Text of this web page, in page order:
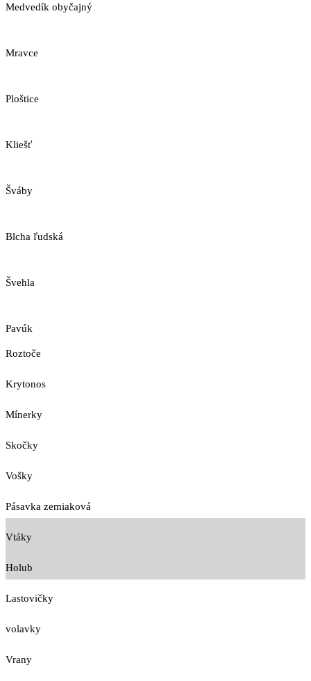
Medvedík obyčajný
Mravce
Ploštice
Kliešť
Šváby
Blcha ľudská
Švehla
Pavúk
Roztoče
Krytonos
Mínerky
Skočky
Vošky
Pásavka zemiaková
Vtáky
Holub
Lastovičky
volavky
Vrany